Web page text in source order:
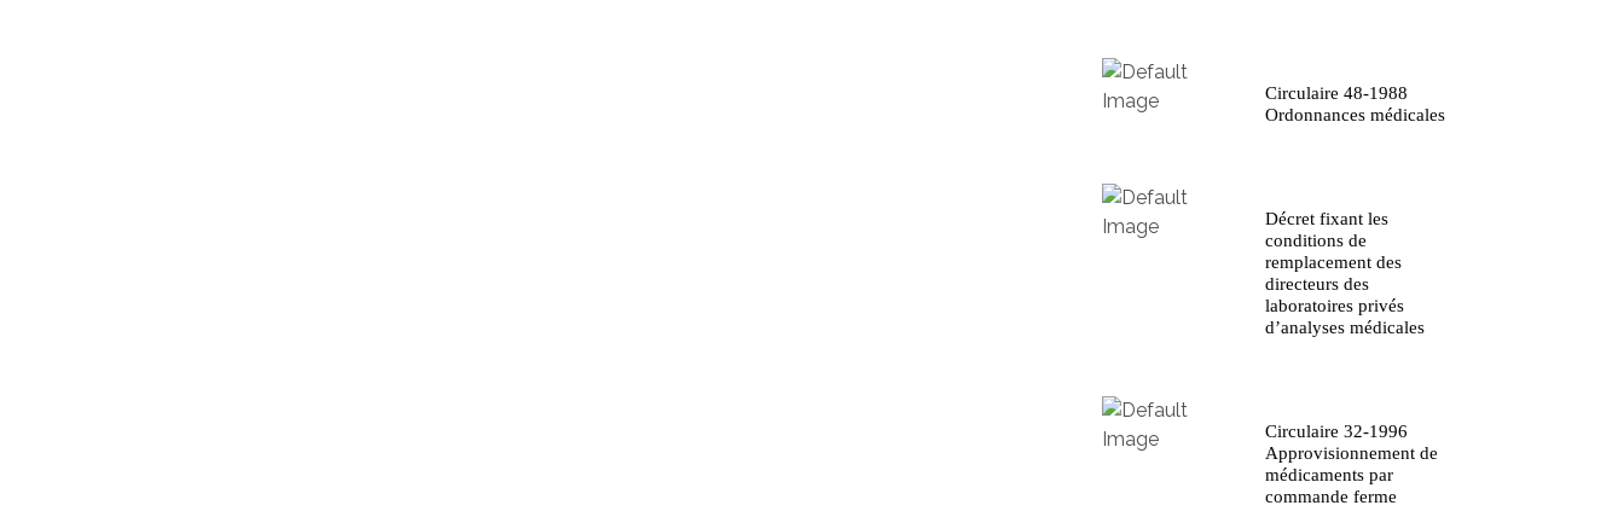
Circulaire 48-1988
Ordonnances médicales
Décret fixant les
conditions de
remplacement des
directeurs des
laboratoires privés
d’analyses médicales
Circulaire 32-1996
Approvisionnement de
médicaments par
commande ferme